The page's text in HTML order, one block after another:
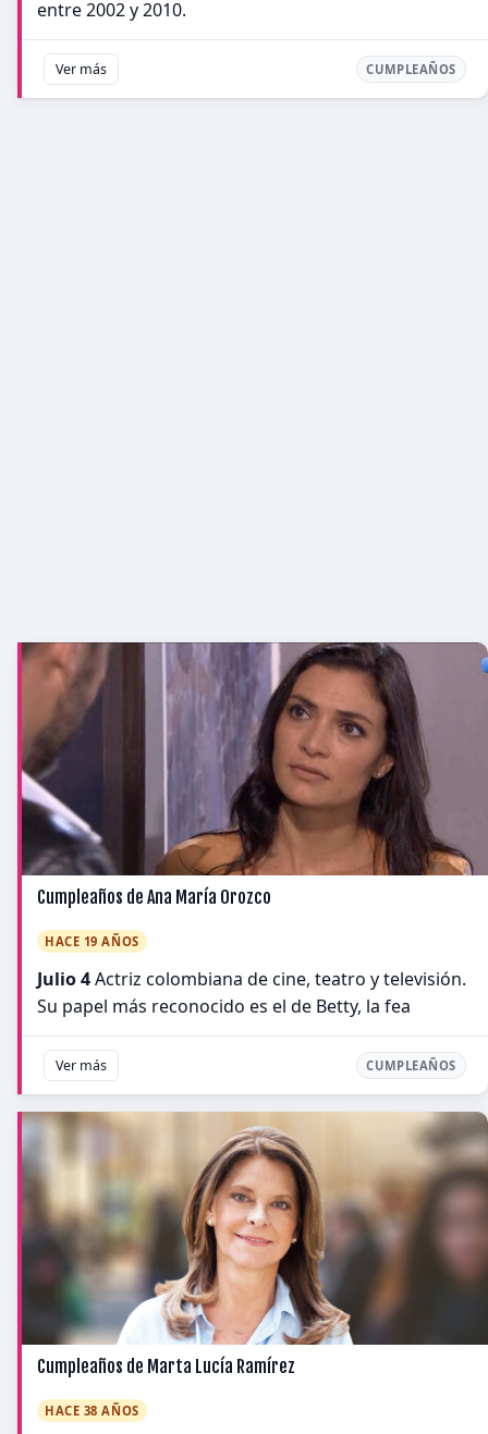
entre 2002 y 2010.
Ver más CUMPLEAÑOS
Cumpleaños de Ana María Orozco
HACE 19 AÑOS
Julio 4Actriz colombiana de cine, teatro y televisión.
Su papel más reconocido es el de Betty, la fea
Ver más CUMPLEAÑOS
Cumpleaños de Marta Lucía Ramírez
HACE 38 AÑOS